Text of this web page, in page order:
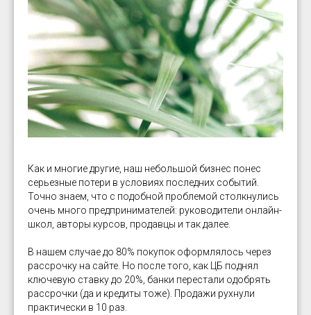
Как и многие другие, наш небольшой бизнес понес
серьезные потери в условиях последних событий.
Точно знаем, что с подобной проблемой столкнулись
очень много предпринимателей: руководители онлайн-
школ, авторы курсов, продавцы и так далее.
В нашем случае до 80% покупок оформлялось через
рассрочку на сайте. Но после того, как ЦБ поднял
ключевую ставку до 20%, банки перестали одобрять
рассрочки (да и кредиты тоже). Продажи рухнули
практически в 10 раз.